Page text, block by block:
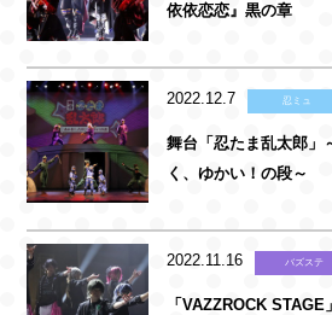
依依恋恋』黒の章
2022.12.7 忍ミュ
舞台「忍たま乱太郎」
く、ゆかい！の段～
2022.11.16 バズステ
「VAZZROCK